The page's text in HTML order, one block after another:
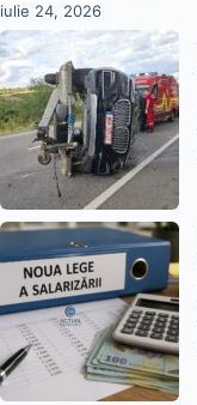
iulie 24, 2026